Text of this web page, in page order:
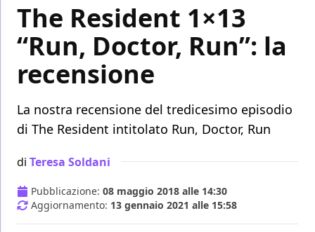
The Resident 1×13
“Run, Doctor, Run”: la
recensione
La nostra recensione del tredicesimo episodio
di The Resident intitolato Run, Doctor, Run
di Teresa Soldani
Pubblicazione: 08 maggio 2018 alle 14:30
Aggiornamento: 13 gennaio 2021 alle 15:58